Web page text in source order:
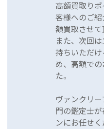
高額買取り
客様へのご
額買取させて
また、次回
持ちいただ
め、高額で
た。
ヴァンクリ
門の鑑定士
ンにお任せく